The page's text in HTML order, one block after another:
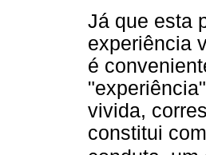
Já que esta
experiência
é
vivida,
constitui